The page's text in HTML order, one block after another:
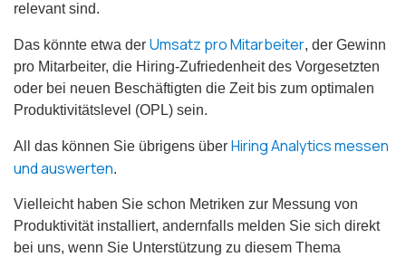
relevant sind.
Das könnte etwa der Umsatz pro Mitarbeiter, der Gewinn
pro Mitarbeiter, die Hiring-Zufriedenheit des Vorgesetzten
oder bei neuen Beschäftigten die Zeit bis zum optimalen
Produktivitätslevel (OPL) sein.
All das können Sie übrigens über Hiring Analytics messen
und auswerten.
Vielleicht haben Sie schon Metriken zur Messung von
Produktivität installiert, andernfalls melden Sie sich direkt
bei uns, wenn Sie Unterstützung zu diesem Thema